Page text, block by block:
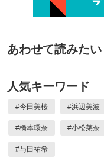
あわせて読みたい
人気キーワード
#今田美桜 #浜辺美波
#橋本環奈 #小松菜奈
#与田祐希